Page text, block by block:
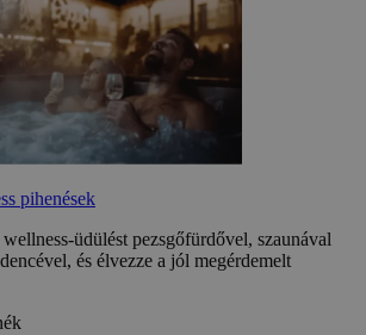
pihenések
üdülést pezsgőfürdővel, szaunával
és élvezze a jól megérdemelt